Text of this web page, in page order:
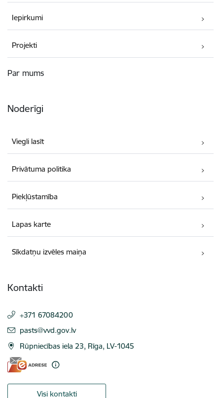
Iepirkumi
Projekti
Par mums
Noderīgi
Viegli lasīt
Privātuma politika
Piekļūstamība
Lapas karte
Sīkdatņu izvēles maiņa
Kontakti
+371 67084200
E-pasts:
pasts@vvd.gov.lv
Rūpniecības iela 23, Rīga, LV-1045
Visi kontakti